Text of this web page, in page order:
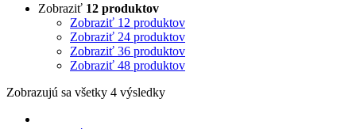
Zobraziť 12 produktov
Zobraziť 12 produktov
Zobraziť 24 produktov
Zobraziť 36 produktov
Zobraziť 48 produktov
Zobrazujú sa všetky 4 výsledky